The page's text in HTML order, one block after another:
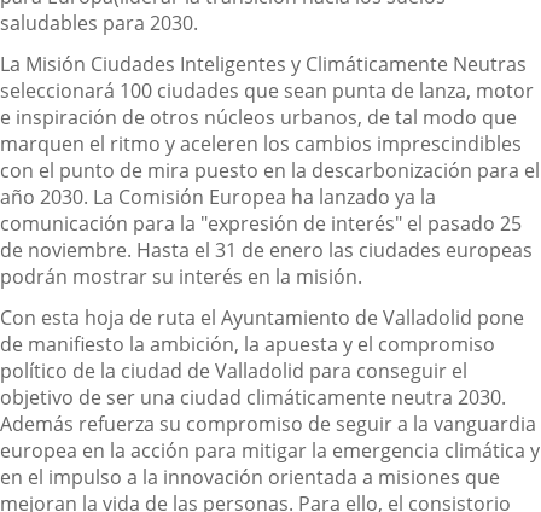
saludables para 2030.
La Misión Ciudades Inteligentes y Climáticamente Neutras
seleccionará 100 ciudades que sean punta de lanza, motor
e inspiración de otros núcleos urbanos, de tal modo que
marquen el ritmo y aceleren los cambios imprescindibles
con el punto de mira puesto en la descarbonización para el
año 2030. La Comisión Europea ha lanzado ya la
comunicación para la "expresión de interés" el pasado 25
de noviembre. Hasta el 31 de enero las ciudades europeas
podrán mostrar su interés en la misión.
Con esta hoja de ruta el Ayuntamiento de Valladolid pone
de manifiesto la ambición, la apuesta y el compromiso
político de la ciudad de Valladolid para conseguir el
objetivo de ser una ciudad climáticamente neutra 2030.
Además refuerza su compromiso de seguir a la vanguardia
europea en la acción para mitigar la emergencia climática y
en el impulso a la innovación orientada a misiones que
mejoran la vida de las personas. Para ello, el consistorio